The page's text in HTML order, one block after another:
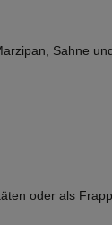
Sahne
oder als